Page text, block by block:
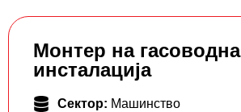
Монтер на гасоводна
инсталација
Сектор: Машинство